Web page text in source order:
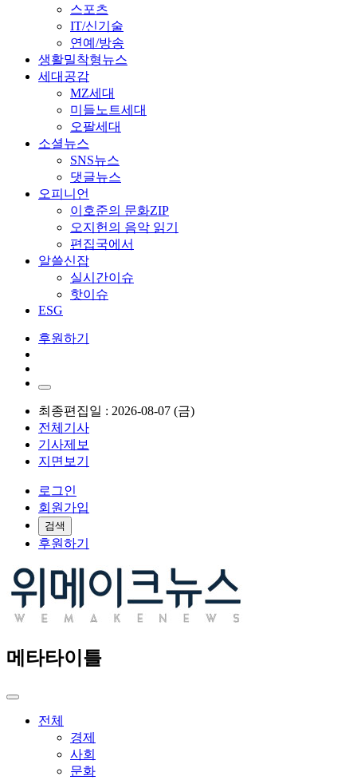
스포츠
IT/신기술
연예/방송
생활밀착형뉴스
세대공감
MZ세대
미들노트세대
오팔세대
소셜뉴스
SNS뉴스
댓글뉴스
오피니언
이호준의 문화ZIP
오지헌의 음악 읽기
편집국에서
알쓸신잡
실시간이슈
핫이슈
ESG
후원하기
최종편집일 : 2026-08-07 (금)
전체기사
기사제보
지면보기
로그인
회원가입
검색
후원하기
메타타이틀
전체
경제
사회
문화